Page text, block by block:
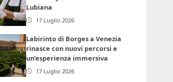
Lubiana
17 Luglio 2026
Labirinto di Borges a Venezia
rinasce con nuovi percorsi e
un’esperienza immersiva
17 Luglio 2026